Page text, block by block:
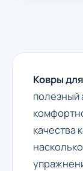
Ковры
полезный
качества